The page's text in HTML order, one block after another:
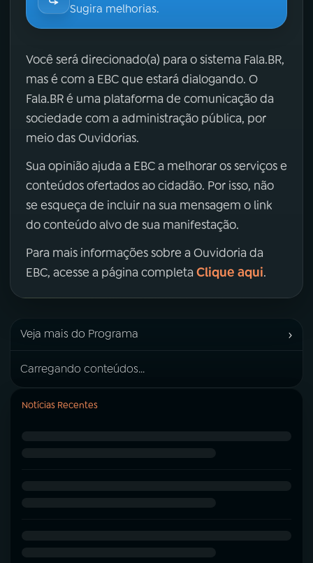
Sugira melhorias.
Você será direcionado(a) para o sistema Fala.BR,
mas é com a EBC que estará dialogando. O
Fala.BR é uma plataforma de comunicação da
sociedade com a administração pública, por
meio das Ouvidorias.
Sua opinião ajuda a EBC a melhorar os serviços e
conteúdos ofertados ao cidadão. Por isso, não
se esqueça de incluir na sua mensagem o link
do conteúdo alvo de sua manifestação.
Para mais informações sobre a Ouvidoria da
EBC, acesse a página completa Clique aqui.
Veja mais do Programa ›
Carregando conteúdos...
Notícias Recentes